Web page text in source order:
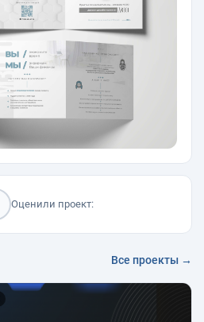
Оценили проект:
Все проекты →